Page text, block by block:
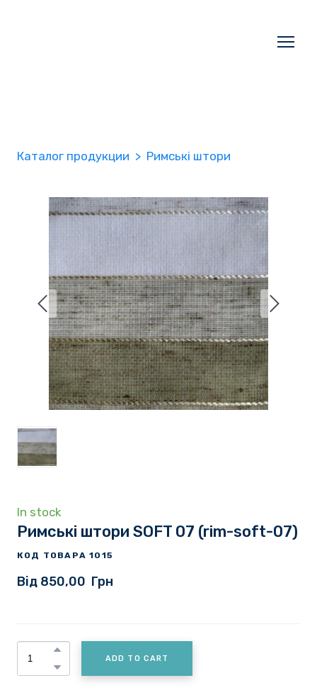
Каталог продукции Римські штори
In stock
Римські штори SOFT 07 (rim-soft-07)
КОД ТОВАРА 1015
Від 850,00  Грн
ADD TO CART